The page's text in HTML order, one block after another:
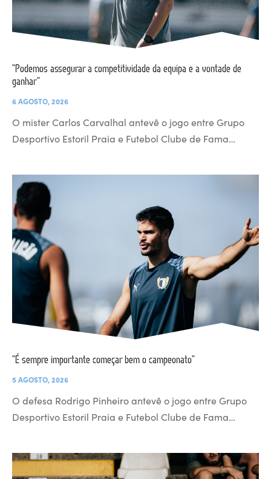
“Podemos assegurar a competitividade da equipa e a vontade de
ganhar”
6 AGOSTO, 2026
O mister Carlos Carvalhal antevê o jogo entre Grupo
Desportivo Estoril Praia e Futebol Clube de Fama…
“É sempre importante começar bem o campeonato”
5 AGOSTO, 2026
O defesa Rodrigo Pinheiro antevê o jogo entre Grupo
Desportivo Estoril Praia e Futebol Clube de Fama…